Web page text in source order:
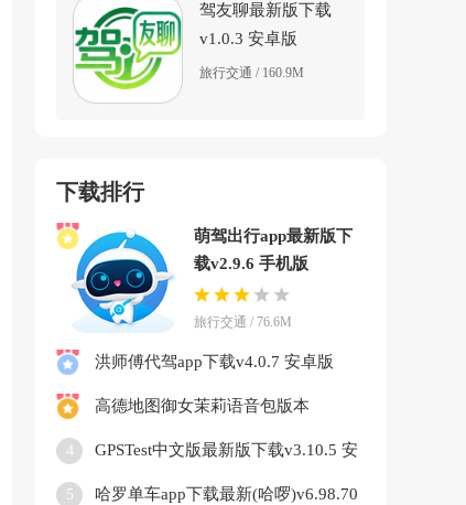
驾友聊最新版下载
v1.0.3 安卓版
旅行交通 / 160.9M
下载排行
萌驾出行app最新版下
载v2.9.6 手机版
旅行交通 / 76.6M
洪师傅代驾app下载v4.0.7 安卓版
高德地图御女茉莉语音包版本
4
GPSTest中文版最新版下载v3.10.5 安
5
哈罗单车app下载最新(哈啰)v6.98.70